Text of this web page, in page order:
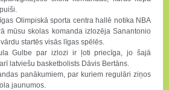
Olimpiskā sporta centra hallē notika NBA
mūsu skolas komanda izlozēja Sanantonio
startēs visās līgas spēlēs.
Gulbe par izlozi ir ļoti priecīga, jo šajā
latviešu basketbolists Dāvis Bertāns.
panākumiem, par kuriem regulāri ziņos
jaunumos.